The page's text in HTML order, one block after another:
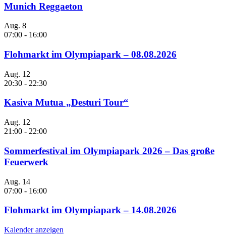
Munich Reggaeton
Aug. 8
07:00 - 16:00
Flohmarkt im Olympiapark – 08.08.2026
Aug. 12
20:30 - 22:30
Kasiva Mutua „Desturi Tour“
Aug. 12
21:00 - 22:00
Sommerfestival im Olympiapark 2026 – Das große
Feuerwerk
Aug. 14
07:00 - 16:00
Flohmarkt im Olympiapark – 14.08.2026
Kalender anzeigen